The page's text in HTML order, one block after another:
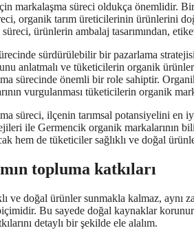
markalaşma süreci oldukça önemlidir.
organik tarım üreticilerinin ürünlerini
ürünlerin ambalaj tasarımından,
sürdürülebilir bir pazarlama
anlatmalı ve tüketicilerin organik
sürecinde önemli bir role sahiptir.
vurgulanması tüketicilerin organik
süreci, ilçenin tarımsal potansiyelini
ile Germencik organik markalarının
hem de tüketiciler sağlıklı ve doğal
topluma katkıları
ve doğal ürünler sunmakla kalmaz,
Bu sayede doğal kaynaklar
detaylı bir şekilde ele alalım.